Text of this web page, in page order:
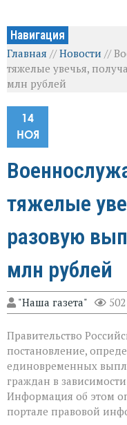
Навигация
Главная //Новости //
тяжелые увечья,
млн рублей
14
НОЯ
тяжелые
разовую
млн рублей
"Наша газета" 502
Правительство
постановление,
единовременных
граждан в
Информация об этом
портале правовой